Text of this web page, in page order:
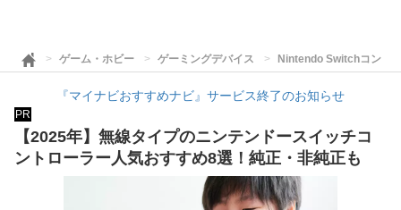
ゲーム・ホビー ゲーミングデバイス Nintendo Switchコント
『マイナビおすすめナビ』サービス終了のお知らせ
PR
【2025年】無線タイプのニンテンドースイッチコ
ントローラー人気おすすめ8選！純正・非純正も